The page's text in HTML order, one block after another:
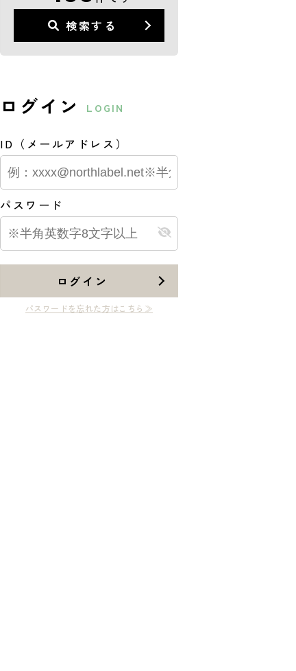
検索する
ログイン LOGIN
ID（メールアドレス）
パスワード
ログイン
パスワードを忘れた方はこちら≫